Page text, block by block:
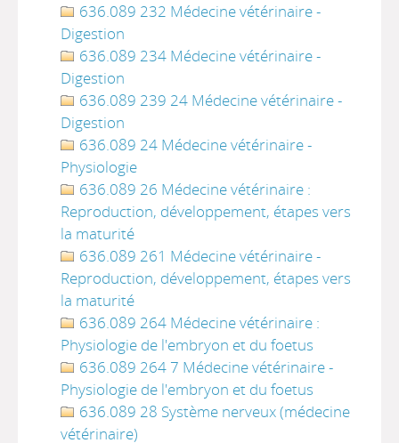
636.089 232 Médecine vétérinaire -
Digestion
636.089 234 Médecine vétérinaire -
Digestion
636.089 239 24 Médecine vétérinaire -
Digestion
636.089 24 Médecine vétérinaire -
Physiologie
636.089 26 Médecine vétérinaire :
Reproduction, développement, étapes vers
la maturité
636.089 261 Médecine vétérinaire -
Reproduction, développement, étapes vers
la maturité
636.089 264 Médecine vétérinaire :
Physiologie de l'embryon et du foetus
636.089 264 7 Médecine vétérinaire -
Physiologie de l'embryon et du foetus
636.089 28 Système nerveux (médecine
vétérinaire)